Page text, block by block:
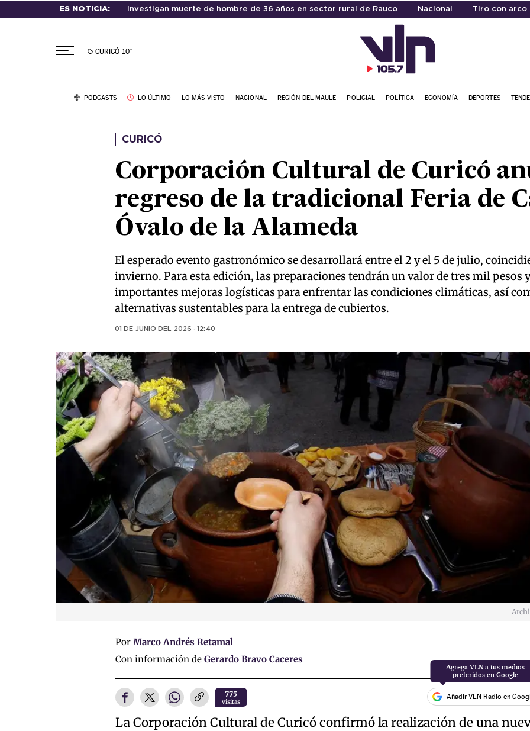
ES NOTICIA: Investigan muerte de hombre de 36 años en sector rural de Rauco Nacional Tiro con arco
CURICÓ 10°
PODCASTS LO ÚLTIMO LO MÁS VISTO NACIONAL REGIÓN DEL MAULE POLICIAL POLÍTICA ECONOMÍA DEPORTES
CURICÓ
Corporación Cultural de Curicó
regreso de la tradicional Feria de
Óvalo de la Alameda
El esperado evento gastronómico se desarrollará entre el 2 y el 5 de julio,
invierno. Para esta edición, las preparaciones tendrán un valor de tres mil pesos
importantes mejoras logísticas para enfrentar las condiciones climáticas, así
alternativas sustentables para la entrega de cubiertos.
01 DE JUNIO DEL 2026 · 12:40
Por Marco Andrés Retamal
Con información de Gerardo Bravo Caceres
775
visitas
Añadir VLN Radio en
La Corporación Cultural de Curicó confirmó la realización de una